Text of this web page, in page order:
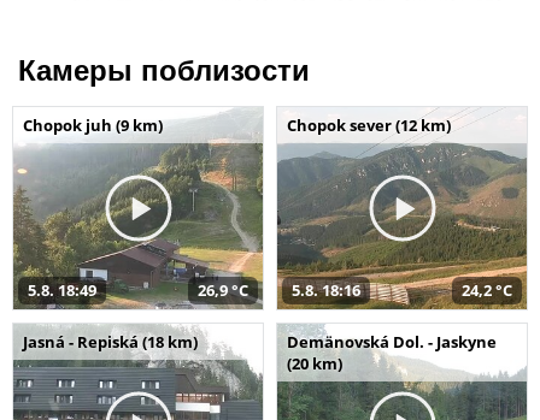
Камеры поблизости
Chopok juh (9 km)
5.8. 18:49 26,9 °C
Chopok sever (12 km)
5.8. 18:16 24,2 °C
Jasná - Repiská (18 km)
Demänovská Dol. - Jaskyne
(20 km)